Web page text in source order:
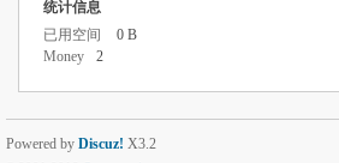
统计信息
已用空间
0 B
Money
2
Powered by Discuz! X3.2